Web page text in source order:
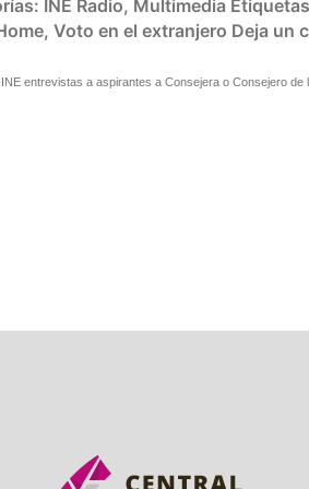
INE Radio, Multimedia
, Voto en el extranjero Deja un